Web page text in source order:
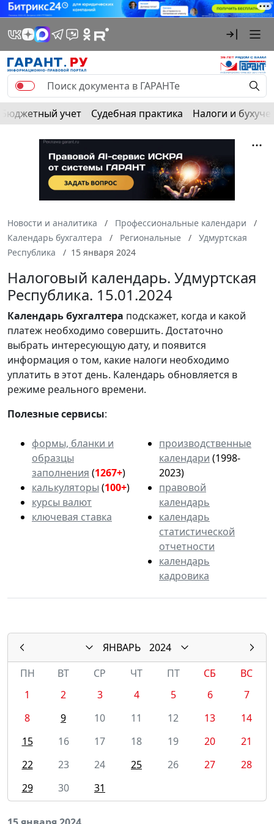
Бюджетный учет Судебная практика Налоги и
Новости и аналитика
Профессиональные календари
Календарь бухгалтера
Региональные
Удмуртская
Республика
15 января 2024
Налоговый календарь. Удмуртская
Республика. 15.01.2024
Календарьбухгалтера подскажет, когда и какой
платеж необходимо совершить. Достаточно
выбрать интересующую дату, и появится
информация о том, какие налоги необходимо
уплатить в этот день. Календарь обновляется в
режиме реального времени.
Полезные сервисы:
формы, бланки и
образцы
заполнения (1267+)
калькуляторы (100+)
курсы валют
ключевая ставка
производственные
календари (1998-
2023)
правовой
календарь
календарь
статистической
отчетности
календарь
кадровика
ЯНВАРЬ
2024
ПН
ВТ СР ЧТ ПТ СБ
ВС
1
2 3 4 5 6
7
8
9 10 11 12 13
14
15
16 17 18 19 20
21
22
23 24 25 26 27
28
29
30 31